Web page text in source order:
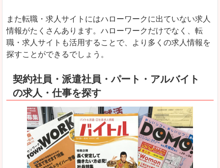
また転職・求人サイトにはハローワークに出ていない求人
情報がたくさんあります。ハローワークだけでなく、転
職・求人サイトも活用することで、より多くの求人情報を
探すことができるでしょう。
契約社員・派遣社員・パート・アルバイト
の求人・仕事を探す